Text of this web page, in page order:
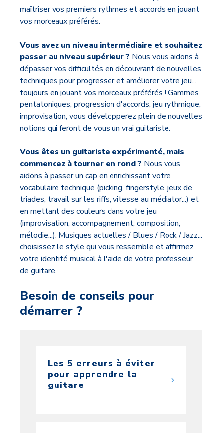
maîtriser vos premiers rythmes et accords en jouant
vos morceaux préférés.
Vous avez un niveau intermédiaire et souhaitez
passer au niveau supérieur ? Nous vous aidons à
dépasser vos difficultés en découvrant de nouvelles
techniques pour progresser et améliorer votre jeu...
toujours en jouant vos morceaux préférés ! Gammes
pentatoniques, progression d'accords, jeu rythmique,
improvisation, vous développerez plein de nouvelles
notions qui feront de vous un vrai guitariste.
Vous êtes un guitariste expérimenté, mais
commencez à tourner en rond ? Nous vous
aidons à passer un cap en enrichissant votre
vocabulaire technique (picking, fingerstyle, jeux de
triades, travail sur les riffs, vitesse au médiator...) et
en mettant des couleurs dans votre jeu
(improvisation, accompagnement, composition,
mélodie...). Musiques actuelles / Blues / Rock / Jazz...
choisissez le style qui vous ressemble et affirmez
votre identité musical à l'aide de votre professeur
de guitare.
Besoin de conseils pour
démarrer ?
Les 5 erreurs à éviter
pour apprendre la
guitare